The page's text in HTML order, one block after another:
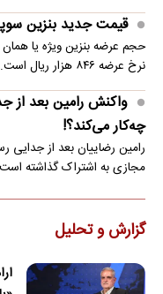
قیمت جدید بنزین
نرخ عرضه ۸۴۶ هزار ریال است.
واکنش رامین بعد از
چه‌کار می‌کند؟!
رامین رضاییان بعد از
مجازی به اشتراک گذاشته
گزارش و تحلیل